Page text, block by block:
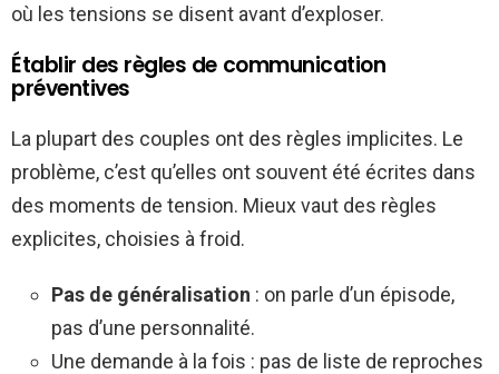
où les tensions se disent avant d’exploser.
Établir des règles de communication
préventives
La plupart des couples ont des règles implicites. Le
problème, c’est qu’elles ont souvent été écrites dans
des moments de tension. Mieux vaut des règles
explicites, choisies à froid.
Pas de généralisation : on parle d’un épisode,
pas d’une personnalité.
Une demande à la fois : pas de liste de reproches